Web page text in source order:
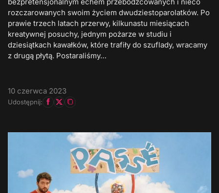
bezpretensjonalnym echem przebodźcowanych i nieco
rozczarowanych swoim życiem dwudziestoparolatków. Po
prawie trzech latach przerwy, kilkunastu miesiącach
kreatywnej posuchy, jednym pożarze w studiu i
dziesiątkach kawałków, które trafiły do szuflady, wracamy
z drugą płytą. Postaraliśmy…
10 czerwca 2023
Udostępnij: